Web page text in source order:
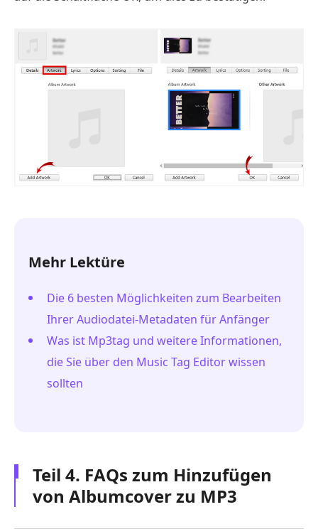
Mehr Lektüre
Die 6 besten Möglichkeiten zum Bearbeiten
Ihrer Audiodatei-Metadaten für Anfänger
Was ist Mp3tag und weitere Informationen,
die Sie über den Music Tag Editor wissen
sollten
Teil 4. FAQs zum Hinzufügen
von Albumcover zu MP3